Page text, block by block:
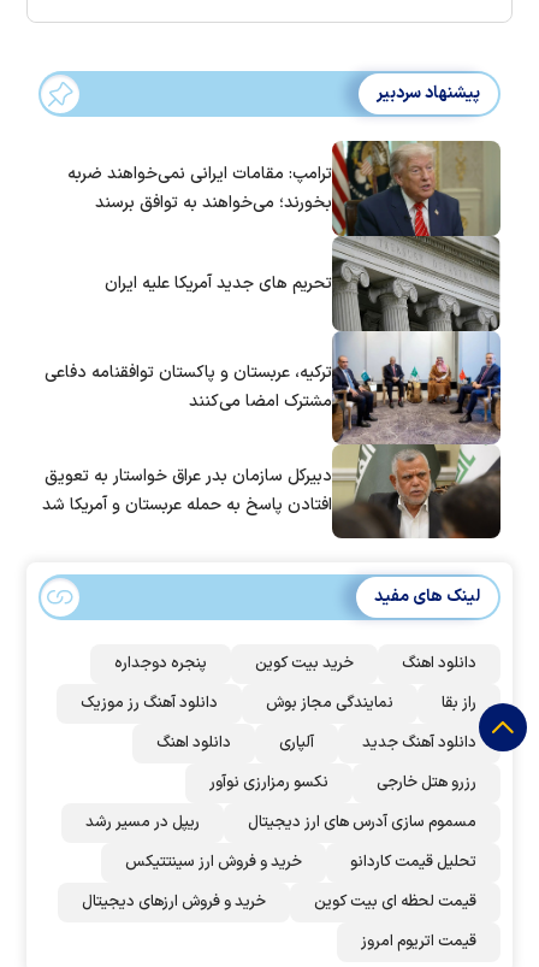
پیشنهاد سردبیر
ترامپ: مقامات ایرانی نمی‌خواهند ضربه
بخورند؛ می‌خواهند به توافق برسند
تحریم های جدید آمریکا علیه ایران
ترکیه، عربستان و پاکستان توافقنامه دفاعی
مشترک امضا می‌کنند
دبیرکل سازمان بدر عراق خواستار به تعویق
افتادن پاسخ به حمله عربستان و آمریکا شد
لینک های مفید
دانلود اهنگ خرید بیت کوین
پنجره دوجداره
راز بقا
نمایندگی مجاز بوش
دانلود آهنگ رز‌ موزیک
دانلود آهنگ جدید
آلپاری
دانلود اهنگ
رزرو هتل خارجی
نکسو رمزارزی نوآور
مسموم سازی آدرس های ارز دیجیتال
ریپل در مسیر رشد
تحلیل قیمت کاردانو
خرید و فروش ارز سینتتیکس
قیمت لحظه ای بیت کوین
خرید و فروش ارزهای دیجیتال
قیمت اتریوم امروز